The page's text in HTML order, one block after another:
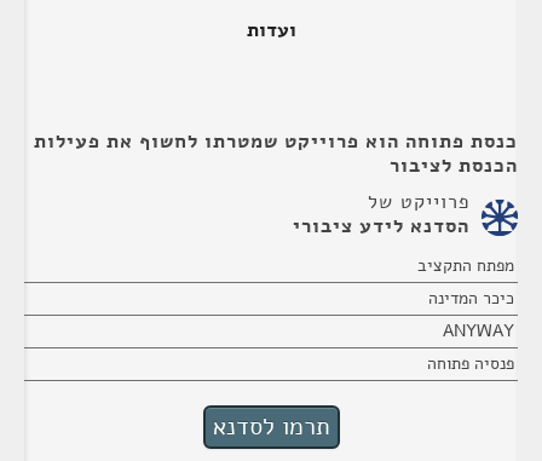
ועדות
כנסת פתוחה הוא פרוייקט שמטרתו לחשוף את פעילות
הכנסת לציבור
פרוייקט של
הסדנא לידע ציבורי
מפתח התקציב
כיכר המדינה
ANYWAY
פנסיה פתוחה